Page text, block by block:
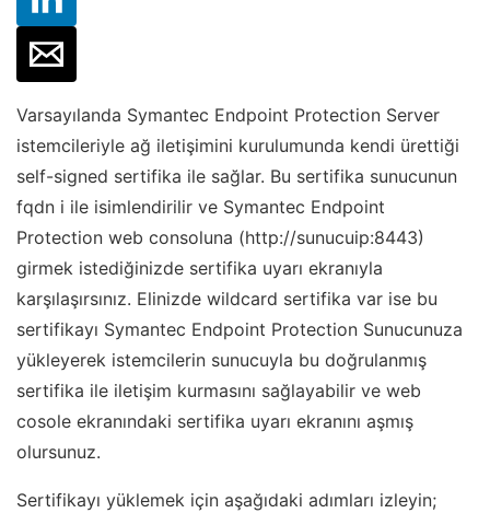
Varsayılanda Symantec Endpoint Protection Server
istemcileriyle ağ iletişimini kurulumunda kendi ürettiği
self-signed sertifika ile sağlar. Bu sertifika sunucunun
fqdn i ile isimlendirilir ve Symantec Endpoint
Protection web consoluna (http://sunucuip:8443)
girmek istediğinizde sertifika uyarı ekranıyla
karşılaşırsınız. Elinizde wildcard sertifika var ise bu
sertifikayı Symantec Endpoint Protection Sunucunuza
yükleyerek istemcilerin sunucuyla bu doğrulanmış
sertifika ile iletişim kurmasını sağlayabilir ve web
cosole ekranındaki sertifika uyarı ekranını aşmış
olursunuz.
Sertifikayı yüklemek için aşağıdaki adımları izleyin;